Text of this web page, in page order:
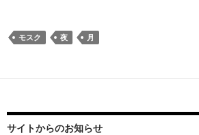
モスク 夜 月
サイトからのお知らせ